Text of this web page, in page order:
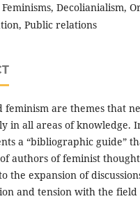
Feminisms, Decolianialism,
Public relations
feminism are themes that
in all areas of knowledge.
a “bibliographic guide”
authors of feminist
the expansion of
and tension with the